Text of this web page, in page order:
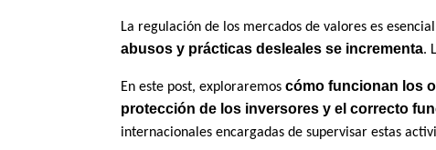
La regulación de los mercados de valores es
abusos y prácticas desleales se incrementa.
En este post, exploraremos cómo funcionan los
protección de los inversores y el correcto
internacionales encargadas de supervisar estas